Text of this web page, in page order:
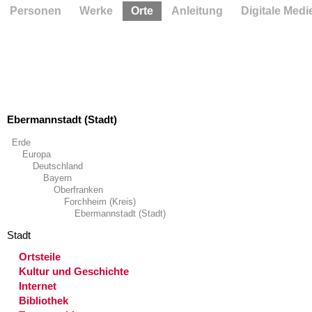
Ebermannstadt (Stadt)
Erde
Europa
Deutschland
Bayern
Oberfranken
Forchheim (Kreis)
Ebermannstadt (Stadt)
Stadt
Ortsteile
Kultur und Geschichte
Internet
Bibliothek
Personen Werke Orte Anleitung Digitale